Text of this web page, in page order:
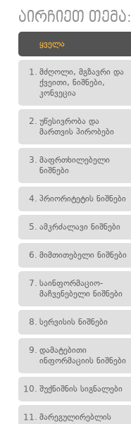
აირჩიეთ თემა:
ყველა
1. მძღოლი, მგზავრი და
ქვეითი, ნიშნები,
კონვეცია
2. უწესივრობა და
მართვის პირობები
3. მაფრთხილებელი
ნიშნები
4. პრიორიტეტის ნიშნები
5. ამკრძალავი ნიშნები
6. მიმთითებელი ნიშნები
7. საინფორმაციო-
მაჩვენებელი ნიშნები
8. სერვისის ნიშნები
9. დამატებითი
ინფორმაციის ნიშნები
10. შუქნიშნის სიგნალები
11. მარეგულირებლის